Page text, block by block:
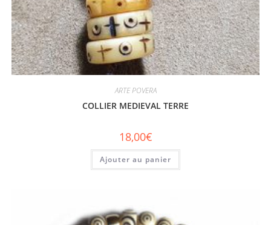
ARTE POVERA
COLLIER MEDIEVAL TERRE
18,00€
Ajouter au panier